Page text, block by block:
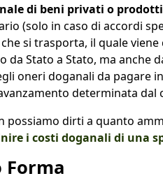
di beni privati o
(solo in caso di accordi
si trasporta, il quale
da Stato a Stato, ma anche
oneri doganali da pagare
determinata dal
possiamo dirti a quanto
i costi doganali di una
Forma